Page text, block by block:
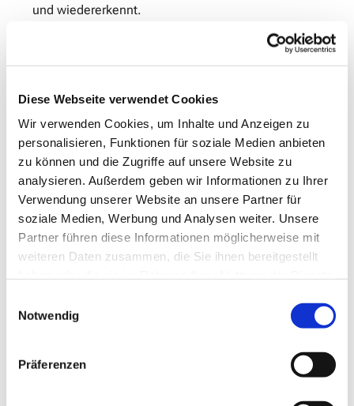
Diese Webseite verwendet Cookies
Wir verwenden Cookies, um Inhalte und Anzeigen zu
personalisieren, Funktionen für soziale Medien anbieten
zu können und die Zugriffe auf unsere Website zu
analysieren. Außerdem geben wir Informationen zu Ihrer
Verwendung unserer Website an unsere Partner für
soziale Medien, Werbung und Analysen weiter. Unsere
Partner führen diese Informationen möglicherweise mit
weiteren Daten zusammen, die Sie ihnen bereitgestellt
Notwendig
Präferenzen
und wiedererkennt.
Mit Blick auf die weibliche Perspektive dieser Reise
hat HUV unter der Leitung von Johannes Gierl ein
Jahrhunderte Chormusik umfasst.
Musik von unter anderen Händel, Sweelinck,
Vivaldi und Lang.
Beginn ist 15:00 Uhr. Tickets sind ab 25 Eurohier
erhältlich.
Wir sind für Sie da
Auf dieser Website